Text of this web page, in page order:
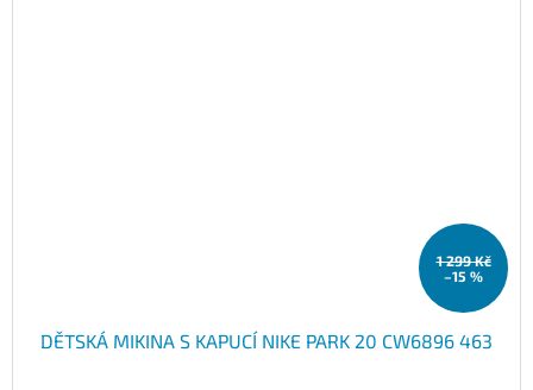
1 299 Kč
–15 %
DĚTSKÁ MIKINA S KAPUCÍ NIKE PARK 20 CW6896 463